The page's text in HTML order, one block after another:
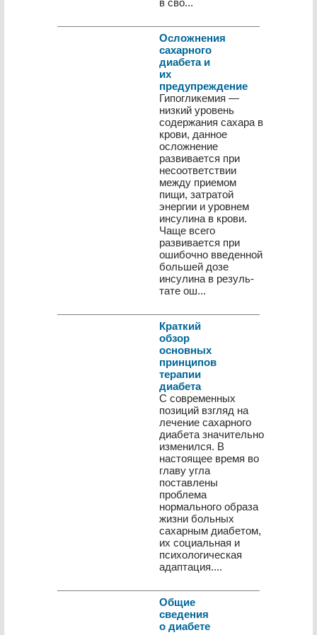
в сво...
Осложнения
сахарного
диабета и
их
предупреждение
Гипогликемия —
низкий уровень
содержания сахара в
крови, данное
осложнение
развивается при
несоответствии
между приемом
пищи, затратой
энергии и уровнем
инсулина в крови.
Чаще всего
развивается при
ошибочно введенной
большей дозе
инсулина в резуль­
тате ош...
Краткий
обзор
основных
принципов
терапии
диабета
С современных
позиций взгляд на
лечение сахарного
диабета значительно
изменился. В
настоящее время во
главу угла
поставлены
проблема
нормального образа
жизни больных
сахарным диабетом,
их социальная и
психологическая
адаптация....
Общие
сведения
о диабете